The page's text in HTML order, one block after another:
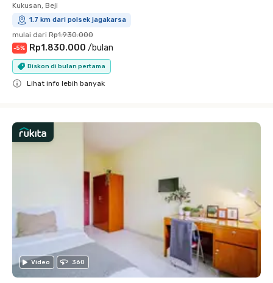
Kukusan, Beji
1.7 km dari polsek jagakarsa
mulai dari Rp1.930.000
-5% Rp1.830.000 /bulan
Diskon di bulan pertama
Lihat info lebih banyak
Video 360